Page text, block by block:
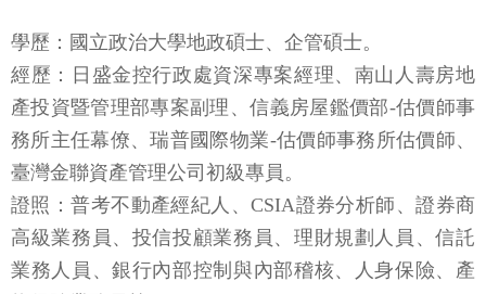
學歷：國立政治大學地政碩士、企管碩士。
經歷：日盛金控行政處資深專案經理、南山人壽房地
產投資暨管理部專案副理、信義房屋鑑價部-估價師事
務所主任幕僚、瑞普國際物業-估價師事務所估價師、
臺灣金聯資產管理公司初級專員。
證照：普考不動產經紀人、CSIA證券分析師、證券商
高級業務員、投信投顧業務員、理財規劃人員、信託
業務人員、銀行內部控制與內部稽核、人身保險、產